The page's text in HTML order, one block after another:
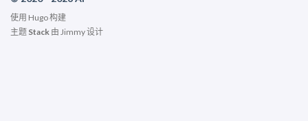
使用 Hugo构建
主题 Stack 由 Jimmy设计